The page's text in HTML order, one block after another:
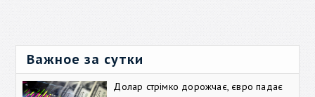
Важное за сутки
Долар стрімко дорожчає, євро падає